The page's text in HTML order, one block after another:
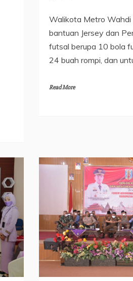
Walikota Metro Wahdi
bantuan Jersey dan
futsal berupa 10 bola
24 buah rompi, dan
Read More